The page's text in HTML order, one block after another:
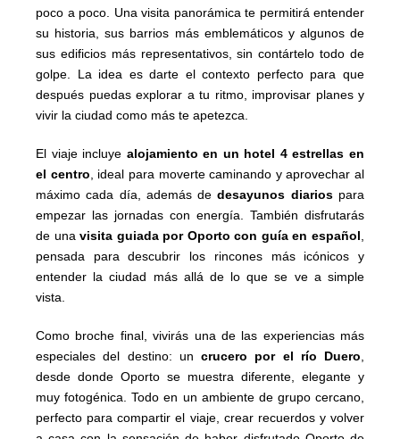
poco a poco. Una visita panorámica te permitirá entender
su historia, sus barrios más emblemáticos y algunos de
sus edificios más representativos, sin contártelo todo de
golpe. La idea es darte el contexto perfecto para que
después puedas explorar a tu ritmo, improvisar planes y
vivir la ciudad como más te apetezca.
El viaje incluye alojamiento en un hotel 4 estrellas en
el centro , ideal para moverte caminando y aprovechar al
máximo cada día, además dedesayunos diariospara
empezar las jornadas con energía. También disfrutarás
de unavisita guiada por Oporto con guía en español
pensada para descubrir los rincones más icónicos y
entender la ciudad más allá de lo que se ve a simple
vista.
Como broche final, vivirás una de las experiencias más
especiales del destino: un crucero por el río Duero
desde donde Oporto se muestra diferente, elegante y
muy fotogénica. Todo en un ambiente de grupo cercano,
perfecto para compartir el viaje, crear recuerdos y volver